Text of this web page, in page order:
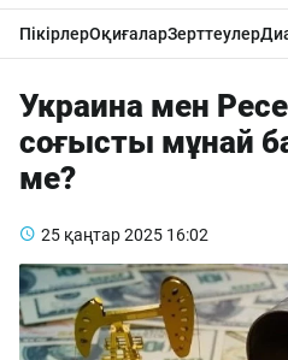
ПікірлерОқиғаларЗерттеулер
Украина мен
соғысты мұнай
ме?
25 қаңтар 2025 16:02